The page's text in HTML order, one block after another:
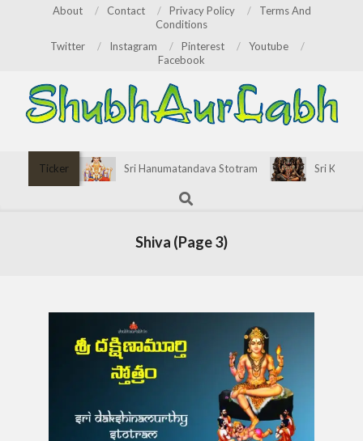
About Contact Privacy Policy
Terms And
Conditions
Twitter
Instagram Pinterest
Youtube
Facebook
Ticker Sri Hanumatandava Stotram
Sri Kirata
Search
Shiva (Page 3)